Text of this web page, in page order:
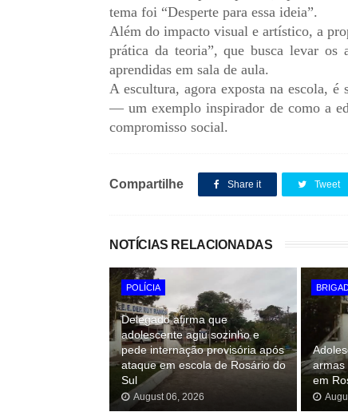
tema foi “Desperte para essa ideia”.
Além do impacto visual e artístico, a
prática da teoria”, que busca levar os
aprendidas em sala de aula.
A escultura, agora exposta na escola,
— um exemplo inspirador de como a
compromisso social.
Compartilhe Share it Tweet
NOTÍCIAS RELACIONADAS
POLÍCIA
Delegado afirma que
adolescente agiu sozinho e
pede internação provisória após
ataque em escola de Rosário do
Sul
August 06, 2026
armas
em